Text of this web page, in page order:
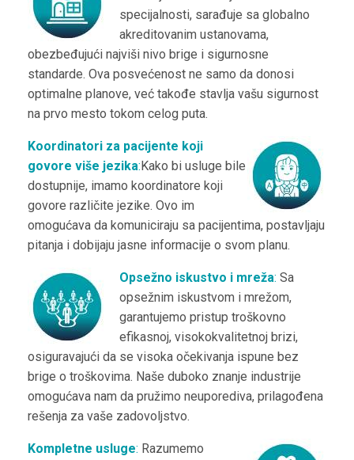
specijalnosti, sarađuje sa globalno
akreditovanim ustanovama,
obezbeđujući najviši nivo brige i sigurnosne
standarde. Ova posvećenost ne samo da donosi
optimalne planove, već takođe stavlja vašu sigurnost
na prvo mesto tokom celog puta.
Koordinatori za pacijente koji
govore više jezika:Kako bi usluge bile
dostupnije, imamo koordinatore koji
govore različite jezike. Ovo im
omogućava da komuniciraju sa pacijentima, postavljaju
pitanja i dobijaju jasne informacije o svom planu.
Opsežno iskustvo i mreža: Sa
opsežnim iskustvom i mrežom,
garantujemo pristup troškovno
efikasnoj, visokokvalitetnoj brizi,
osiguravajući da se visoka očekivanja ispune bez
brige o troškovima. Naše duboko znanje industrije
omogućava nam da pružimo neuporediva, prilagođena
rešenja za vaše zadovoljstvo.
Kompletne usluge: Razumemo